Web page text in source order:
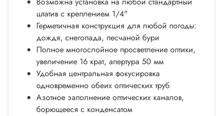
штатив с креплением 1/4"
Герметичная конструкция для любой погоды:
дождя, снегопада, песчаной бури
Полное многослойное просветление оптики,
увеличение 16 крат, апертура 50 мм
Удобная центральная фокусировка
одновременно обеих оптических труб
Азотное заполнение оптических каналов,
борющееся с конденсатом